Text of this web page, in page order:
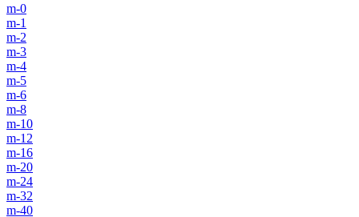
m-0
m-1
m-2
m-3
m-4
m-5
m-6
m-8
m-10
m-12
m-16
m-20
m-24
m-32
m-40